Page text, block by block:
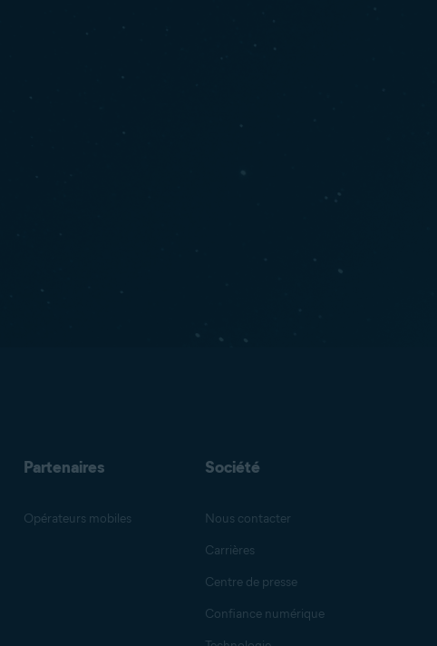
Partenaires
Opérateurs mobiles
Société
Nous contacter
Carrières
Centre de presse
Confiance numérique